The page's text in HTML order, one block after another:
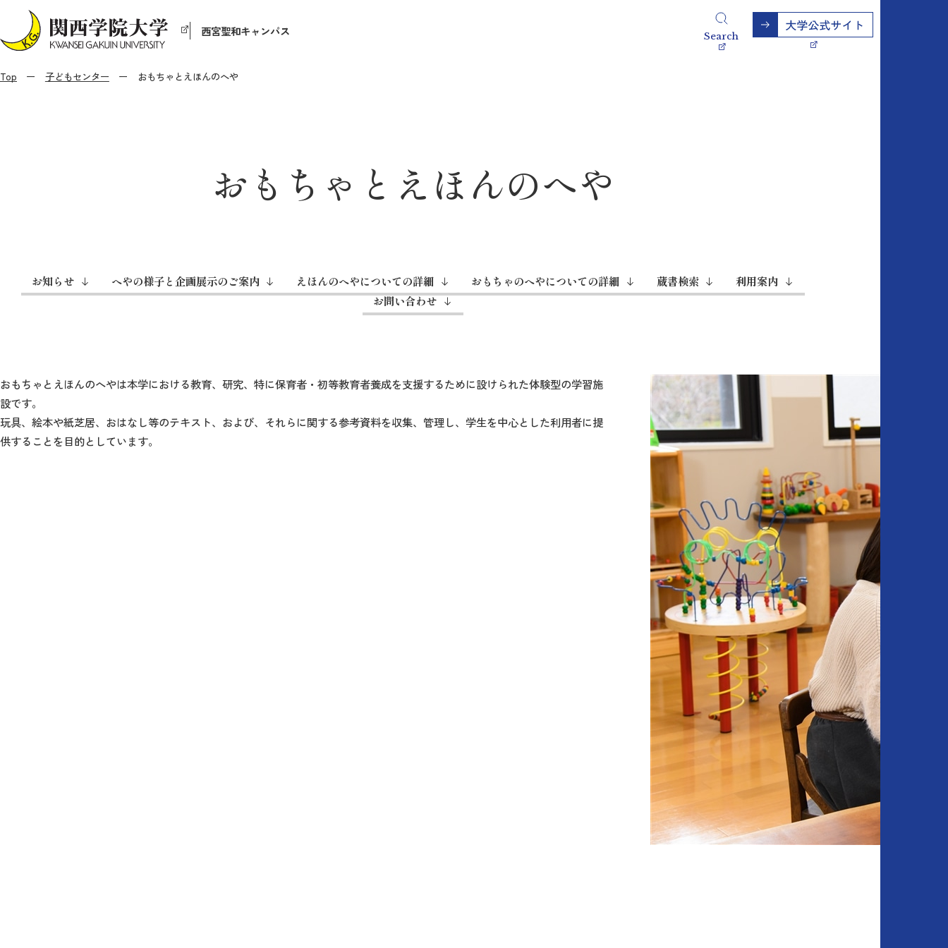
西宮聖和キャンパス Search
Top 子どもセンター おもちゃとえほんのへや
おもちゃとえほんのへや
お知らせ へやの様子と企画展示のご案内 えほんのへやについての詳細 おもちゃのへやについての詳細 蔵書検索
利用案内
お問い合わせ
おもちゃとえほんのへやは本学における教育、研究、特に保育者・初等教育者養成を支援するために設けられた体験型の学習施
設です。
玩具、絵本や紙芝居、おはなし等のテキスト、および、それらに関する参考資料を収集、管理し、学生を中心とした利用者に提
供することを目的としています。